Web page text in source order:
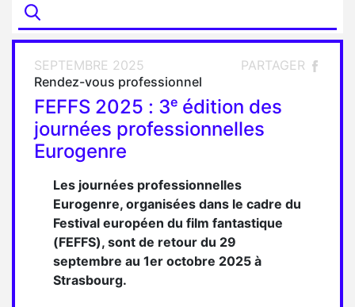
SEPTEMBRE 2025
PARTAGER
Rendez-vous professionnel
FEFFS 2025 : 3ᵉ édition des
journées professionnelles
Eurogenre
Les journées professionnelles
Eurogenre, organisées dans le cadre du
Festival européen du film fantastique
(FEFFS), sont de retour du 29
septembre au 1er octobre 2025 à
Strasbourg.